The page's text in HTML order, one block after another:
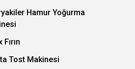
Hamur Yoğurma
Fırın
Tost Makinesi